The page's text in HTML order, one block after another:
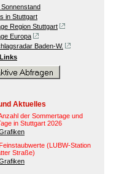
in Stuttgart
Region Stuttgart
Europa
Baden-W.
Aktuelles
der Sommertage und
in Stuttgart 2026
(LUBW-Station
Straße)